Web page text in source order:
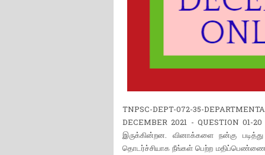
TNPSC-DEPT-072-35-
DECEMBER 2021 - QUESTION 01-
இருக்கின்றன. வினாக்களை நன்கு
தொடர்ச்சியாக நீங்கள் பெற்ற